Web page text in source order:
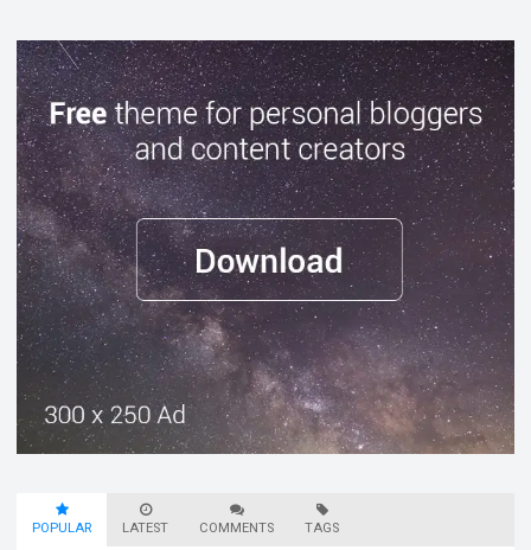
POPULAR LATEST COMMENTS TAGS